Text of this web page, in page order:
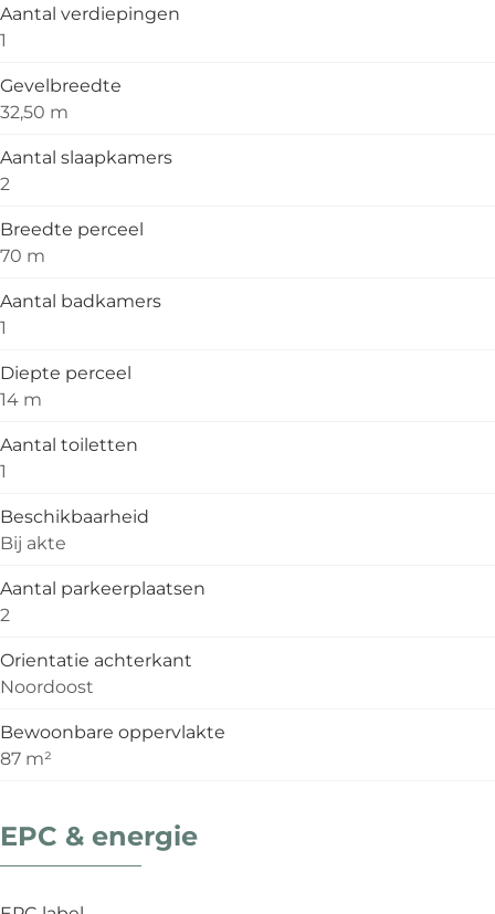
Aantal verdiepingen
1
Gevelbreedte
32,50 m
Aantal slaapkamers
2
Breedte perceel
70 m
Aantal badkamers
1
Diepte perceel
14 m
Aantal toiletten
1
Beschikbaarheid
Bij akte
Aantal parkeerplaatsen
2
Orientatie achterkant
Noordoost
Bewoonbare oppervlakte
87 m²
EPC & energie